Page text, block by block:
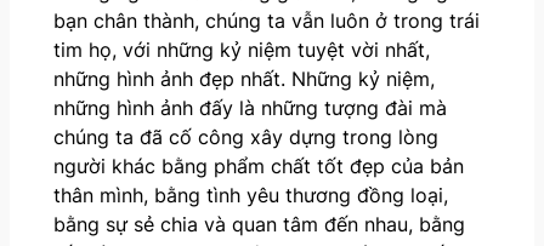
bạn chân thành, chúng ta vẫn luôn ở trong trái
tim họ, với những kỷ niệm tuyệt vời nhất,
những hình ảnh đẹp nhất. Những kỷ niệm,
những hình ảnh đấy là những tượng đài mà
chúng ta đã cố công xây dựng trong lòng
người khác bằng phẩm chất tốt đẹp của bản
thân mình, bằng tình yêu thương đồng loại,
bằng sự sẻ chia và quan tâm đến nhau, bằng